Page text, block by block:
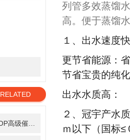
RELATED
列管多效蒸馏
高。便于蒸馏
１、出水速度
更节省能源：
节省宝贵的纯
出水水质高：
２、冠宇产水
ｍ以下（国标